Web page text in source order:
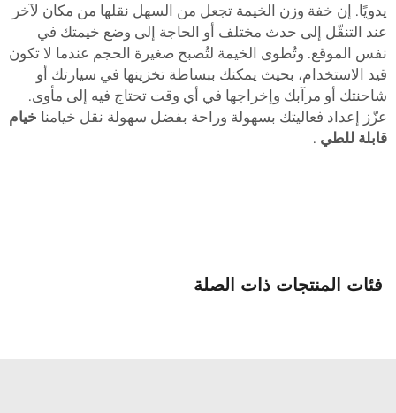
إن خفة وزن الخيمة تجعل من السهل نقلها من مكان لآخر
التنقّل إلى حدث مختلف أو الحاجة إلى وضع خيمتك في
الموقع. وتُطوى الخيمة لتُصبح صغيرة الحجم عندما لا تكون
الاستخدام، بحيث يمكنك ببساطة تخزينها في سيارتك أو
أو مرآبك وإخراجها في أي وقت تحتاج فيه إلى مأوى.
إعداد فعاليتك بسهولة وراحة بفضل سهولة نقل خيامناخيام
للطي
فئات المنتجات ذات الصلة